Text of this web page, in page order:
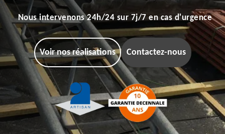
Nous intervenons 24h/24 sur 7j/7 en cas d'urgence
Voir nos réalisations Contactez-nous